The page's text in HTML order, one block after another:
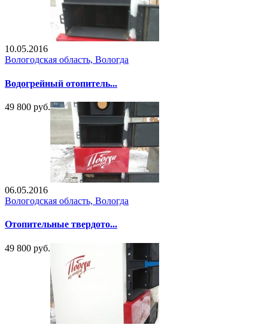
10.05.2016
Вологодская область, Вологда
Водогрейный отопитель...
49 800 руб.
06.05.2016
Вологодская область, Вологда
Отопительные твердото...
49 800 руб.